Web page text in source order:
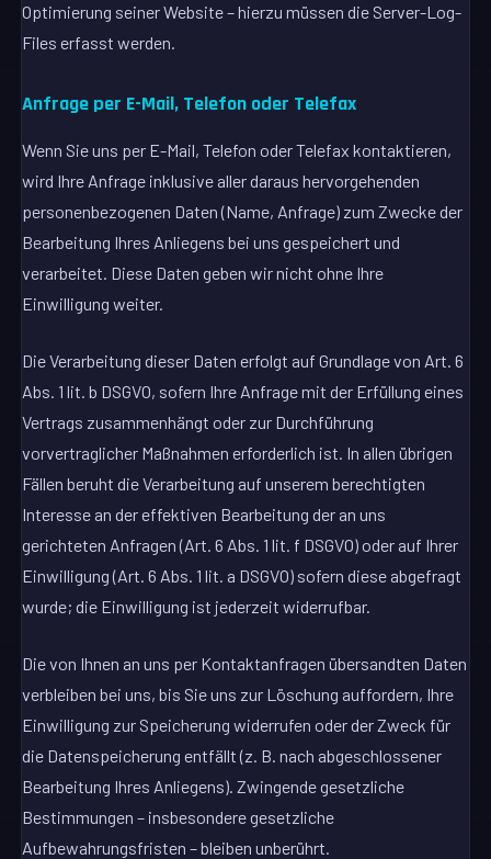
Optimierung seiner Website – hierzu müssen die Server-Log-
Files erfasst werden.
Anfrage per E-Mail, Telefon oder Telefax
Wenn Sie uns per E-Mail, Telefon oder Telefax kontaktieren,
wird Ihre Anfrage inklusive aller daraus hervorgehenden
personenbezogenen Daten (Name, Anfrage) zum Zwecke der
Bearbeitung Ihres Anliegens bei uns gespeichert und
verarbeitet. Diese Daten geben wir nicht ohne Ihre
Einwilligung weiter.
Die Verarbeitung dieser Daten erfolgt auf Grundlage von Art. 6
Abs. 1 lit. b DSGVO, sofern Ihre Anfrage mit der Erfüllung eines
Vertrags zusammenhängt oder zur Durchführung
vorvertraglicher Maßnahmen erforderlich ist. In allen übrigen
Fällen beruht die Verarbeitung auf unserem berechtigten
Interesse an der effektiven Bearbeitung der an uns
gerichteten Anfragen (Art. 6 Abs. 1 lit. f DSGVO) oder auf Ihrer
Einwilligung (Art. 6 Abs. 1 lit. a DSGVO) sofern diese abgefragt
wurde; die Einwilligung ist jederzeit widerrufbar.
Die von Ihnen an uns per Kontaktanfragen übersandten Daten
verbleiben bei uns, bis Sie uns zur Löschung auffordern, Ihre
Einwilligung zur Speicherung widerrufen oder der Zweck für
die Datenspeicherung entfällt (z. B. nach abgeschlossener
Bearbeitung Ihres Anliegens). Zwingende gesetzliche
Bestimmungen – insbesondere gesetzliche
Aufbewahrungsfristen – bleiben unberührt.